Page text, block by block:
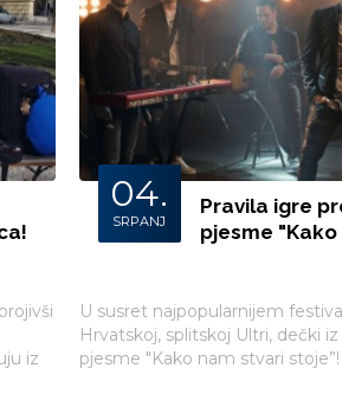
iz
04.
SRPANJ
Pravila igre
pjesme
U susret najpopularnijem
Hrvatskoj, splitskoj Ultri, dečki
pjesme "Kako nam stvari stoje”!